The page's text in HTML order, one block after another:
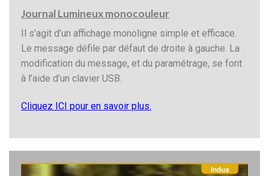
Journal Lumineux monocouleur
Il s’agit d’un affichage monoligne simple et efficace.
Le message défile par défaut de droite à gauche. La
modification du message, et du paramétrage, se font
à l’aide d’un clavier USB.
Cliquez ICI pour en savoir plus.